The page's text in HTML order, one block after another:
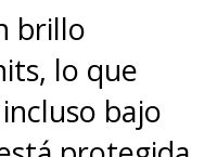
puedes
revisar
firmware.
brillo
lo que
bajo